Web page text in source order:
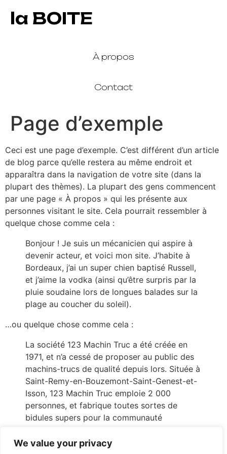
We value your privacy
la BOITE
À propos
Contact
Page d’exemple
Ceci est une page d’exemple. C’est différent d’un article
de blog parce qu’elle restera au même endroit et
apparaîtra dans la navigation de votre site (dans la
plupart des thèmes). La plupart des gens commencent
par une page « À propos » qui les présente aux
personnes visitant le site. Cela pourrait ressembler à
quelque chose comme cela :
Bonjour ! Je suis un mécanicien qui aspire à
devenir acteur, et voici mon site. J’habite à
Bordeaux, j’ai un super chien baptisé Russell,
et j’aime la vodka (ainsi qu’être surpris par la
pluie soudaine lors de longues balades sur la
plage au coucher du soleil).
…ou quelque chose comme cela :
La société 123 Machin Truc a été créée en
1971, et n’a cessé de proposer au public des
machins-trucs de qualité depuis lors. Située à
Saint-Remy-en-Bouzemont-Saint-Genest-et-
Isson, 123 Machin Truc emploie 2 000
personnes, et fabrique toutes sortes de
bidules supers pour la communauté
En tant que nouvel utilisateur ou utilisatrice de